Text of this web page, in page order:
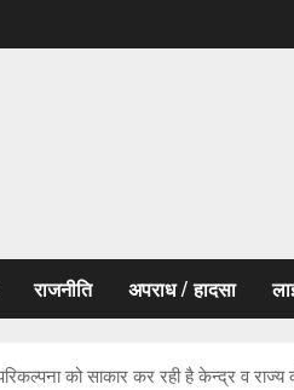
राजनीति अपराध / हादसा
को साकार कर रही है केन्द्र व